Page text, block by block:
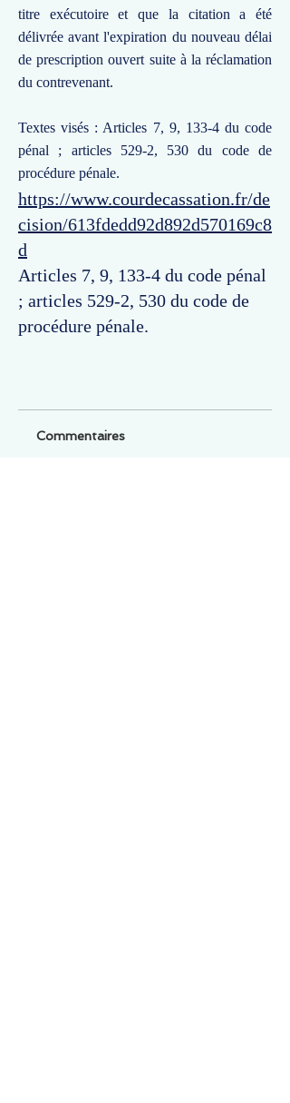
titre exécutoire et que la citation a été
délivrée avant l'expiration du nouveau délai
de prescription ouvert suite à la réclamation
du contrevenant.
Textes visés : Articles 7, 9, 133-4 du code
pénal ; articles 529-2, 530 du code de
procédure pénale.
https://www.courdecassation.fr/de
cision/613fdedd92d892d570169c8
d
Articles 7, 9, 133-4 du code pénal
; articles 529-2, 530 du code de
procédure pénale.
Commentaires